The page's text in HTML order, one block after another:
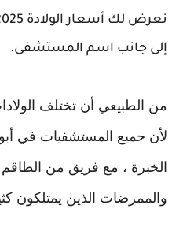
إلى جانب اسم المستشفى.
من الطبيعي أن تختلف
لأن جميع المستشفيات في
الخبرة ، مع فريق من
والممرضات الذين يمتلكون